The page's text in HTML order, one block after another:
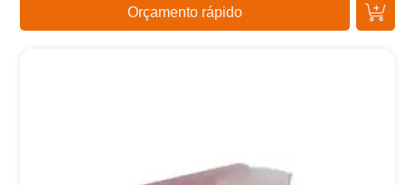
Orçamento rápido